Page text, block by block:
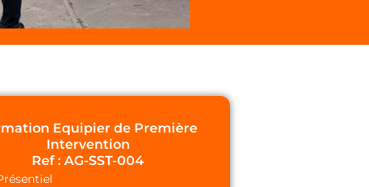
Equipier de Première
Intervention
Ref : AG-SST-004